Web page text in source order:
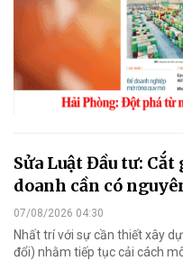
Sửa Luật Đầu tư:
doanh cần có
07/08/2026 04:30
Nhất trí với sự cần thiết xây
đổi) nhằm tiếp tục cải cách